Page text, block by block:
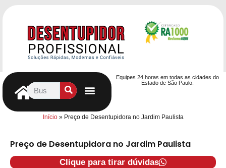
Equipes 24 horas em todas as cidades do
Estado de São Paulo.
Início» Preço de Desentupidora no Jardim Paulista
Preço de Desentupidora no Jardim Paulista
Clique para tirar dúvidas